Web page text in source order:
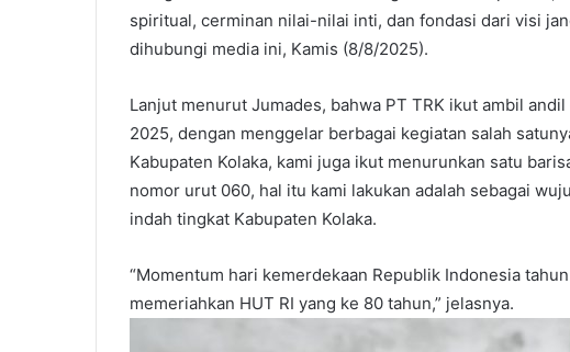
spiritual, cerminan nilai-nilai inti, dan fondasi dari visi
dihubungi media ini, Kamis (8/8/2025).
Lanjut menurut Jumades, bahwa PT TRK ikut ambil
2025, dengan menggelar berbagai kegiatan salah
Kabupaten Kolaka, kami juga ikut menurunkan satu
nomor urut 060, hal itu kami lakukan adalah sebagai
indah tingkat Kabupaten Kolaka.
“Momentum hari kemerdekaan Republik Indonesia
memeriahkan HUT RI yang ke 80 tahun,” jelasnya.